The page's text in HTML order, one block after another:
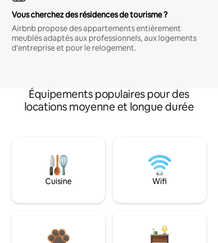
Vous cherchez des résidences de tourisme ?
Airbnb propose des appartements entièrement
meublés adaptés aux professionnels, aux logements
d'entreprise et pour le relogement.
Équipements populaires pour des
locations moyenne et longue durée
Cuisine Wifi